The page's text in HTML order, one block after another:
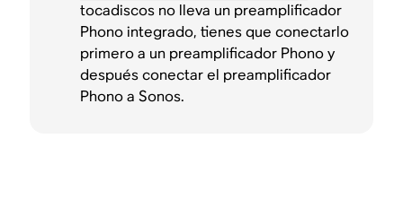
tocadiscos no lleva un preamplificador
Phono integrado, tienes que conectarlo
primero a un preamplificador Phono y
después conectar el preamplificador
Phono a Sonos.